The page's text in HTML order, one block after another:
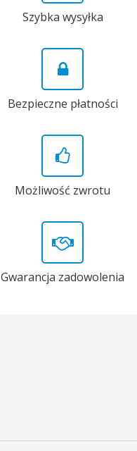
Szybka wysyłka
Bezpieczne płatności
Możliwość zwrotu
Gwarancja zadowolenia